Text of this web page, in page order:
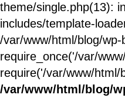
theme/single.php(13):
includes/template-
/var/www/html/blog/
require_once('/var/
require('/var/www/
/var/www/html/blog/